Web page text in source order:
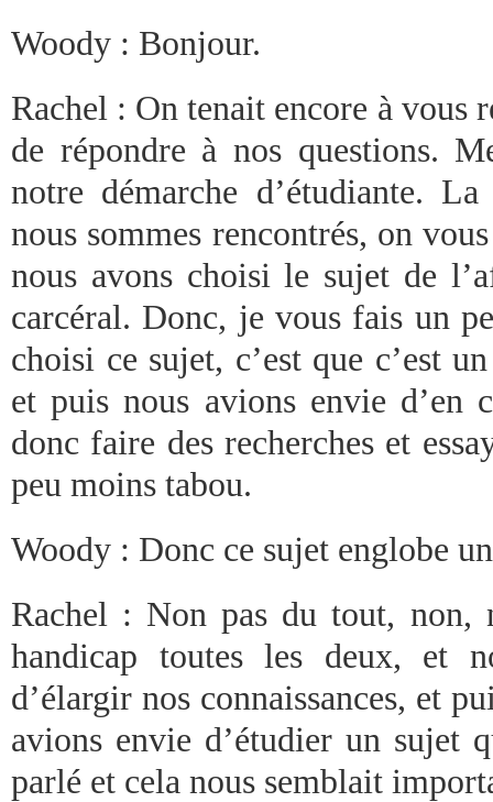
Woody : Bonjour.
Rachel : On tenait encore à vous
de répondre à nos questions.
notre démarche d’étudiante.
nous sommes rencontrés, on
nous avons choisi le sujet de
carcéral. Donc, je vous fais un
choisi ce sujet, c’est que c’est
et puis nous avions envie d’en
donc faire des recherches et
peu moins tabou.
Woody : Donc ce sujet englobe
Rachel : Non pas du tout, non,
handicap toutes les deux, et
d’élargir nos connaissances, et
avions envie d’étudier un sujet
parlé et cela nous semblait